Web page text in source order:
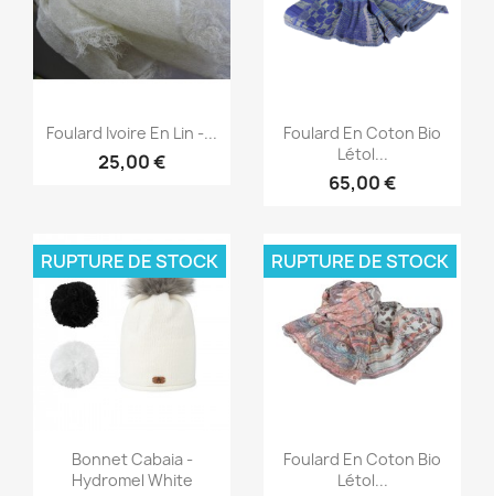
Aperçu rapide
Foulard Ivoire En Lin -...
25,00 €
Aperçu rapide
Foulard En Coton Bio
Létol...
65,00 €
Aperçu rapide
Bonnet Cabaia -
Hydromel White
RUPTURE DE STOCK
Aperçu rapide
Foulard En Coton Bio
Létol...
RUPTURE DE STOCK